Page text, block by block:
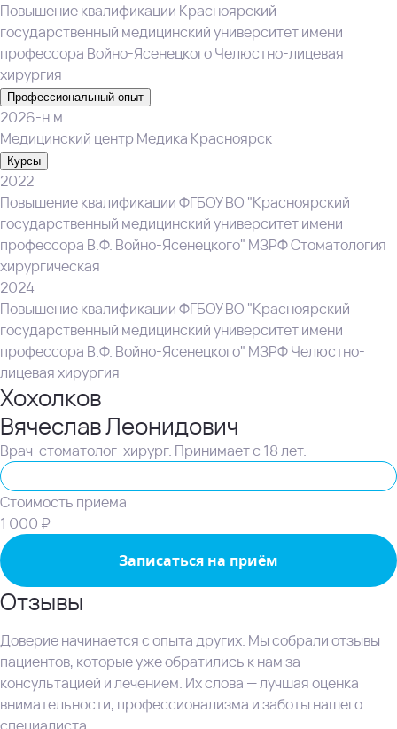
Повышение квалификации Красноярский
государственный медицинский университет имени
профессора Войно-Ясенецкого Челюстно-лицевая
хирургия
Профессиональный опыт
2026-н.м.
Медицинский центр Медика Красноярск
Курсы
2022
Повышение квалификации ФГБОУ ВО "Красноярский
государственный медицинский университет имени
профессора В.Ф. Войно-Ясенецкого" МЗРФ Стоматология
хирургическая
2024
Повышение квалификации ФГБОУ ВО "Красноярский
государственный медицинский университет имени
профессора В.Ф. Войно-Ясенецкого" МЗРФ Челюстно-
лицевая хирургия
Хохолков
Вячеслав Леонидович
Врач-стоматолог-хирург. Принимает с 18 лет.
Стоимость приема
1 000 ₽
Записаться на приём
Отзывы
Доверие начинается с опыта других. Мы собрали отзывы
пациентов, которые уже обратились к нам за
консультацией и лечением. Их слова — лучшая оценка
внимательности, профессионализма и заботы нашего